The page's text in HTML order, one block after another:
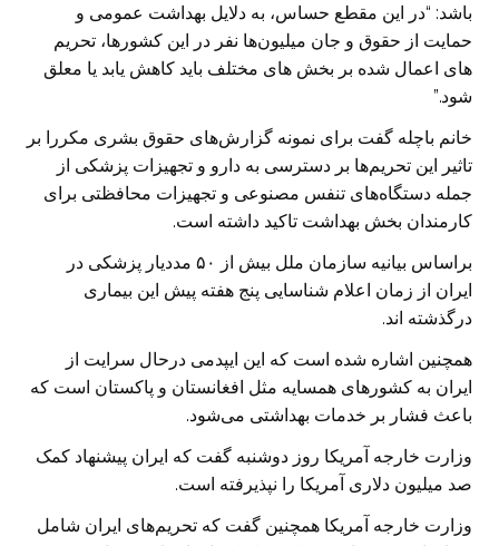
باشد: “در این مقطع حساس، به دلایل بهداشت عمومی و
حمایت از حقوق و جان میلیون‌ها نفر در این کشورها، تحریم
های اعمال شده بر بخش های مختلف باید کاهش یابد یا معلق
شود.”
خانم باچله گفت برای نمونه گزارش‌های حقوق بشری مکررا بر
تاثیر این تحریم‌ها بر دسترسی به دارو و تجهیزات پزشکی از
جمله دستگاه‌های تنفس مصنوعی و تجهیزات محافظتی برای
کارمندان بخش بهداشت تاکید داشته است.
براساس بیانیه سازمان ملل بیش از ۵۰ مددیار پزشکی در
ایران از زمان اعلام شناسایی پنج هفته پیش این بیماری
درگذشته اند.
همچنین اشاره شده است که این ایپدمی درحال سرایت از
ایران به کشورهای همسایه مثل افغانستان و پاکستان است که
باعث فشار بر خدمات بهداشتی می‌شود.
وزارت خارجه آمریکا روز دوشنبه گفت که ایران پیشنهاد کمک
صد میلیون دلاری آمریکا را نپذیرفته است.
وزارت خارجه آمریکا همچنین گفت که تحریم‌های ایران شامل